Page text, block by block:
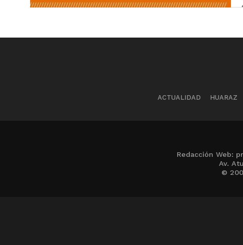
ACTUALIDAD HUARAZ
Redacción Web:
Av.
©